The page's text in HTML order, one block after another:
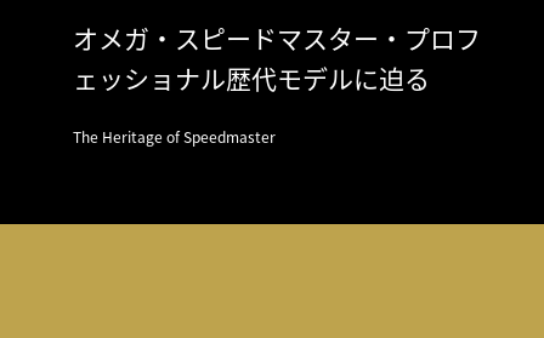
オメガ・スピードマスター・プロフ
ェッショナル歴代モデルに迫る
The Heritage of Speedmaster